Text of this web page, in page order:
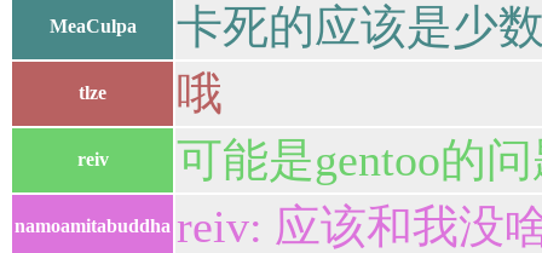
MeaCulpa 卡死的应该是少
tlze 哦
reiv 可能是gentoo的
namoamitabuddha reiv: 应该和我没